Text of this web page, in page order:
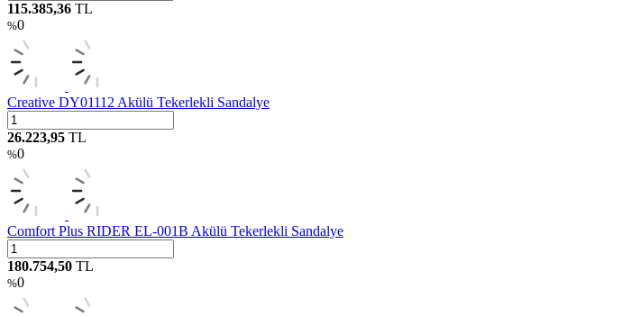
115.385,36 TL
%0
Creative DY01112 Akülü Tekerlekli Sandalye
26.223,95 TL
%0
Comfort Plus RIDER EL-001B Akülü Tekerlekli Sandalye
180.754,50 TL
%0